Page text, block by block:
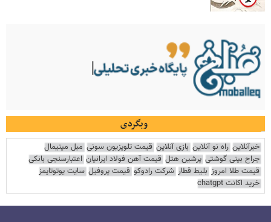
وبگردی
خبرآنلاین راه نو آنلاین بازی آنلاین قیمت تلویزیون سونی مبل مینیمال
جراح بینی گوشتی پرشین هتل قیمت آهن فولاد ایرانیان اعتبارسنجی بانکی
قیمت طلا امروز بلیط قطار شرکت رادوکو قیمت پروفیل سایت یوتوتایمز
خرید اکانت chatgpt